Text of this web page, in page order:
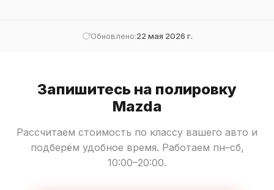
Обновлено:22 мая 2026 г.
Запишитесь на полировку
Mazda
Рассчитаем стоимость по классу вашего авто и
подберём удобное время. Работаем пн–сб,
10:00–20:00.